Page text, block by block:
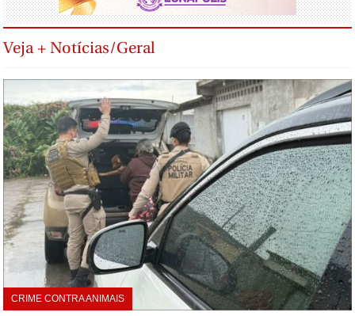
Veja + Notícias/Geral
CRIME CONTRA ANIMAIS